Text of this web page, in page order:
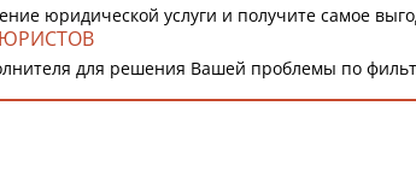
юридической услуги и получите самое
для решения Вашей проблемы по